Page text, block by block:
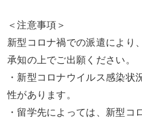
＜注意事項＞
新型コロナ禍での派遣により
承知の上でご出願ください。
・新型コロナウイルス感染
性があります。
・留学先によっては、新型